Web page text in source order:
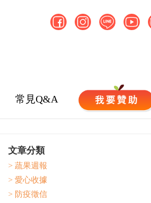
常見Q&A
文章分類
> 蔬果週報
> 愛心收據
> 防疫徵信